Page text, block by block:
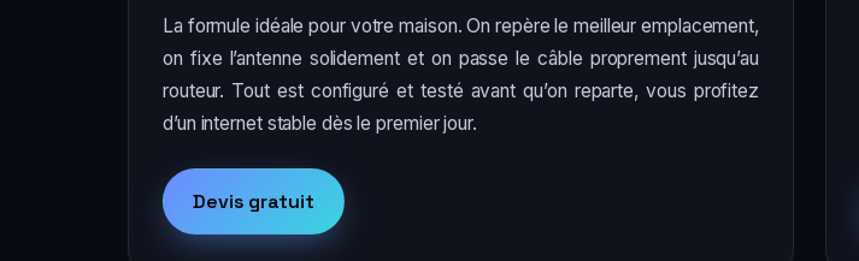
La formule idéale pour votre maison. On repère le meilleur emplacement,
on fixe l’antenne solidement et on passe le câble proprement jusqu’au
routeur. Tout est configuré et testé avant qu’on reparte, vous profitez
d’un internet stable dès le premier jour.
Devis gratuit